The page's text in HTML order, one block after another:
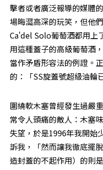
擊者或者廣泛報導的媒體
場晦澀高深的玩笑，但他
Ca'del Solo葡萄酒都用上
用這種蓋子的高級葡萄酒
當作矛盾形容法的例證。
的：「SS旋蓋號超級油輪
圍繞軟木塞曾經發生過嚴
常令人頭痛的敵人：木塞
失望，於是1996年我開始
訴我，「然而讓我徹底擺
造封蓋的不起作用）的則